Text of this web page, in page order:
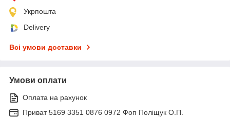
Укрпошта
Delivery
Всі умови доставки
Умови оплати
Оплата на рахунок
Приват 5169 3351 0876 0972 Фоп Поліщук О.П.